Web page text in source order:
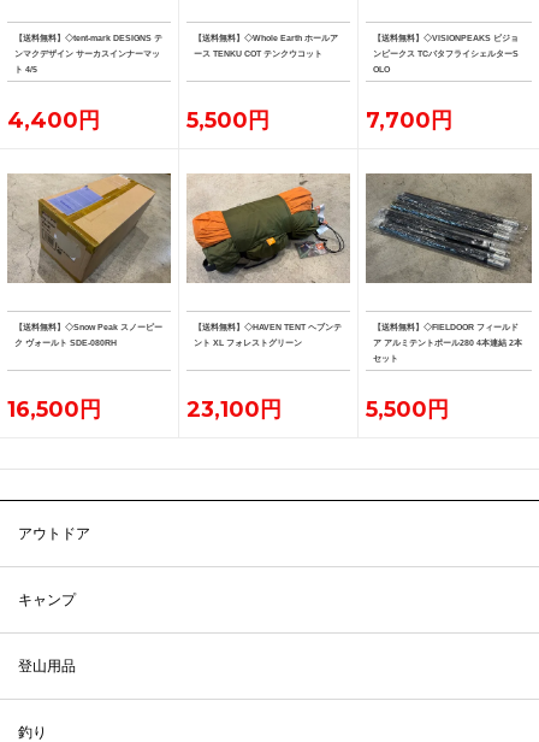
【送料無料】◇tent-mark DESIGNS テ
ンマクデザイン サーカスインナーマッ
ト 4/5
4,400円
【送料無料】◇Whole Earth ホールア
ース TENKU COT テンクウコット
5,500円
【送料無料】◇VISIONPEAKS ビジョ
ンピークス TCバタフライシェルターS
OLO
7,700円
【送料無料】◇Snow Peak スノーピー
ク ヴォールト SDE-080RH
16,500円
【送料無料】◇HAVEN TENT ヘブンテ
ント XL フォレストグリーン
23,100円
【送料無料】◇FIELDOOR フィールド
ア アルミテントポール280 4本連結 2本
セット
5,500円
アウトドア
キャンプ
登山用品
釣り